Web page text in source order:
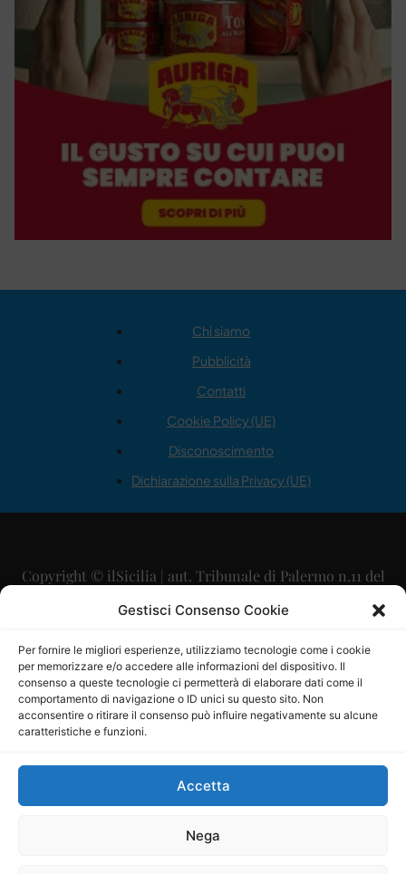
Gestisci Consenso Cookie
Per fornire le migliori esperienze, utilizziamo tecnologie come i cookie
per memorizzare e/o accedere alle informazioni del dispositivo. Il
consenso a queste tecnologie ci permetterà di elaborare dati come il
comportamento di navigazione o ID unici su questo sito. Non
acconsentire o ritirare il consenso può influire negativamente su alcune
caratteristiche e funzioni.
Accetta
Nega
Chi siamo
Pubblicità
Contatti
Cookie Policy (UE)
Disconoscimento
Dichiarazione sulla Privacy (UE)
Copyright © ilSicilia | aut. Tribunale di Palermo n.11 del
29/09/2015
Direttore Editoriale: Maurizio Scaglione
Direttore Responsabile: Maria Calabrese
P.IVA: 06334930820
Mercurio Comunicazione Società Cooperativa a r.l. è
iscritta al Registro degli Operatori di Comunicazione al